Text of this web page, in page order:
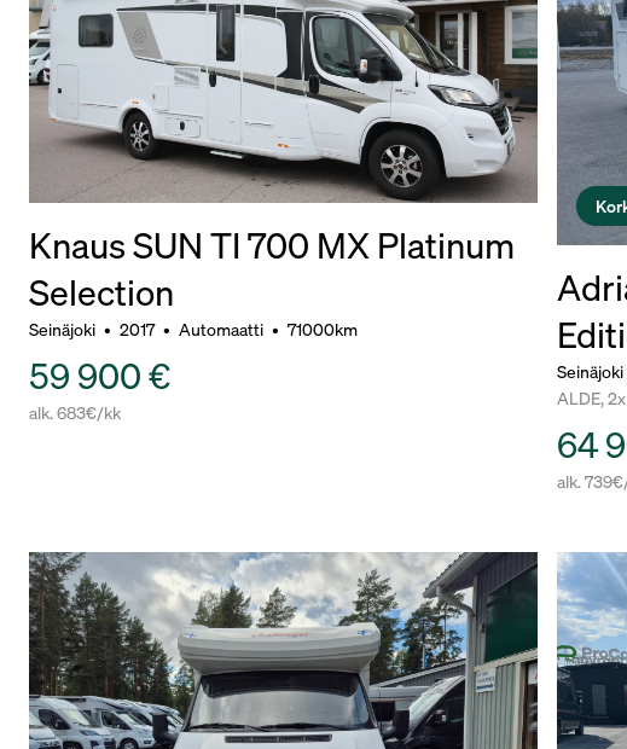
Knaus SUN TI 700 MX Platinum
Selection
Seinäjoki • 2017 • Automaatti • 71000km
59 900 €
alk. 683€/kk
Seinäjoki
ALDE,
64
alk.